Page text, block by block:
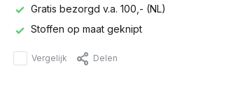
Gratis bezorgd v.a. 100,- (NL)
Stoffen op maat geknipt
Vergelijk Delen